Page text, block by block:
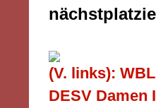
(V. links):
DESV Damen